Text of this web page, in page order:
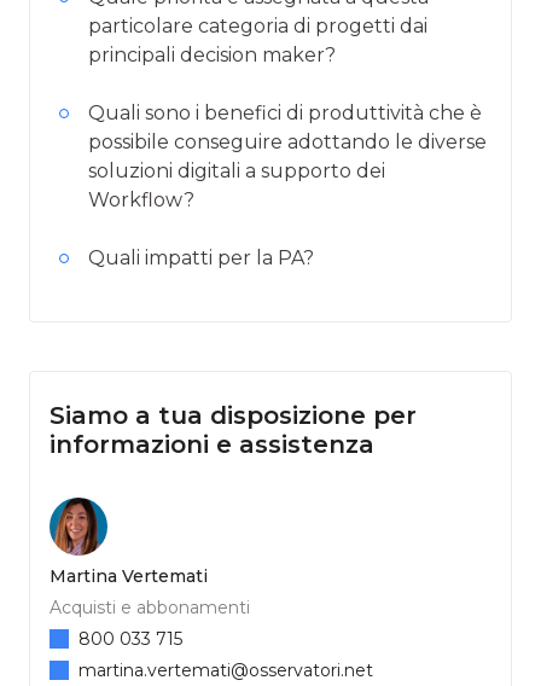
particolare categoria di progetti dai
principali decision maker?
Quali sono i benefici di produttività che è
possibile conseguire adottando le diverse
soluzioni digitali a supporto dei
Workflow?
Quali impatti per la PA?
Siamo a tua disposizione per
informazioni e assistenza
Martina Vertemati
Acquisti e abbonamenti
800 033 715
martina.vertemati@osservatori.net